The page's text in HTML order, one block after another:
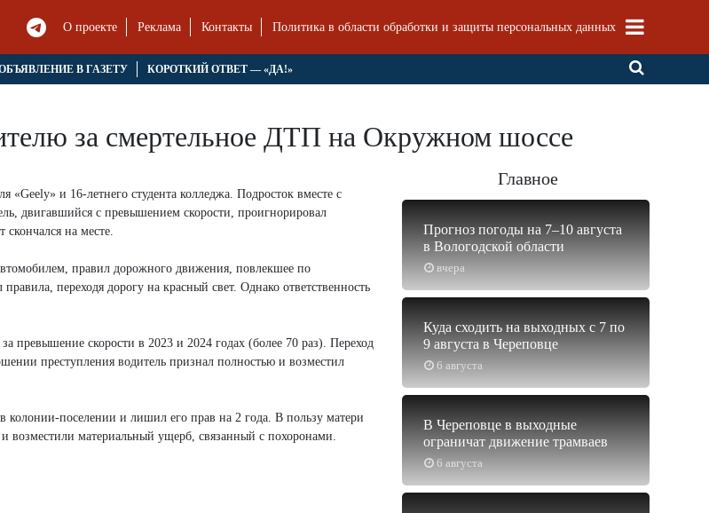
О проекте Реклама Контакты Политика в области обработки и защиты персональных данных
В ГАЗЕТУ КОРОТКИЙ ОТВЕТ — «ДА!»
за смертельное ДТП на Окружном шоссе
и 16-летнего студента колледжа. Подросток вместе с
двигавшийся с превышением скорости, проигнорировал
на месте.
правил дорожного движения, повлекшее по
переходя дорогу на красный свет. Однако ответственность
превышение скорости в 2023 и 2024 годах (более 70 раз). Переход
преступления водитель признал полностью и возместил
колонии-поселении и лишил его прав на 2 года. В пользу матери
возместили материальный ущерб, связанный с похоронами.
Главное
вчера
Прогноз погоды на 7–10 августа
в Вологодской области
6 августа
Куда сходить на выходных с 7 по
9 августа в Череповце
6 августа
В Череповце в выходные
ограничат движение трамваев